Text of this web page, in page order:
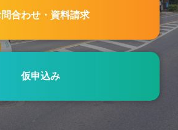
免許】学生のうちにとった方が
問合わせ・資料請求
仮申込み